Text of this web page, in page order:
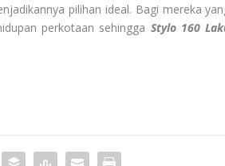
pilihan ideal. Bagi mereka
perkotaan sehingga Stylo 160